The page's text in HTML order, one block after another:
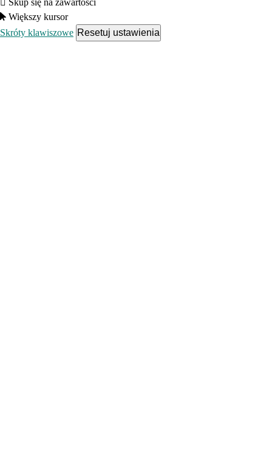
Skup się na zawartości
Większy kursor
Skróty klawiszowe Resetuj ustawienia